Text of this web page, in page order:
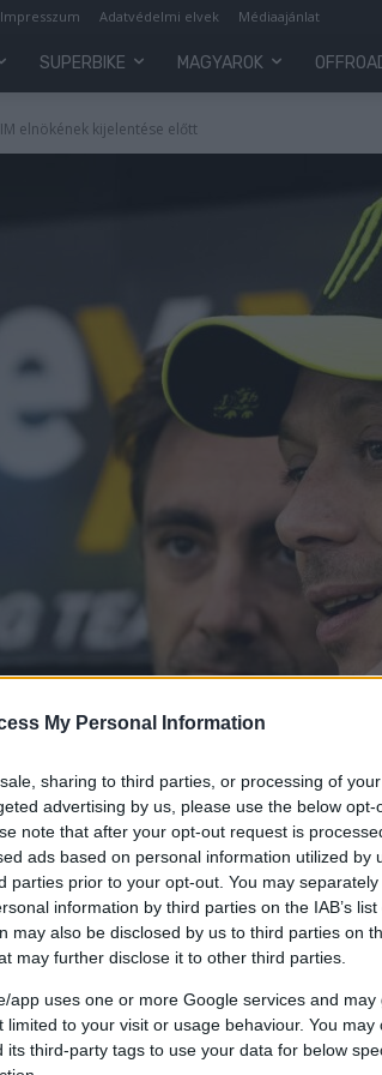
My Personal Information
sharing to third parties, or processing of
advertising by us, please use the below opt-
note that after your opt-out request is
ads based on personal information utilized by
parties prior to your opt-out. You may
information by third parties on the IAB’s
may also be disclosed by us to third parties on
may further disclose it to other third parties.
app uses one or more Google services and
limited to your visit or usage behaviour. You may
its third-party tags to use your data for below
Impresszum Adatvédelmi elvek Médiaajánlat
SUPERBIKE MAGYAROK
elnökének kijelentése előtt